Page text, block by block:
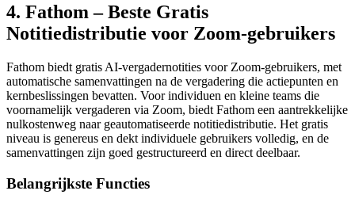
4. Fathom – Beste Gratis
Notitiedistributie voor Zoom-gebruikers
Fathom biedt gratis AI-vergadernotities voor Zoom-gebruikers, met
automatische samenvattingen na de vergadering die actiepunten en
kernbeslissingen bevatten. Voor individuen en kleine teams die
voornamelijk vergaderen via Zoom, biedt Fathom een aantrekkelijke
nulkostenweg naar geautomatiseerde notitiedistributie. Het gratis
niveau is genereus en dekt individuele gebruikers volledig, en de
samenvattingen zijn goed gestructureerd en direct deelbaar.
Belangrijkste Functies